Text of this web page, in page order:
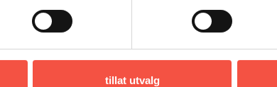
tillat utvalg